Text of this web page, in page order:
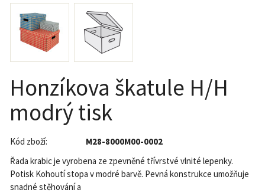
Honzíkova škatule H/H
modrý tisk
Kód zboží:
M28-8000M00-0002
Řada krabic je vyrobena ze zpevněné třívrstvé vlnité lepenky.
Potisk Kohoutí stopa v modré barvě. Pevná konstrukce umožňuje
snadné stěhování a